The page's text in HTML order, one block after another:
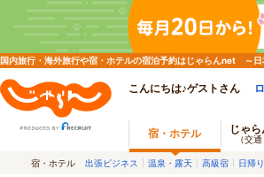
国内旅行・海外旅行や宿・ホテルの宿泊予約はじゃらんnet ～
こんにちは♪ゲストさん
宿・ホテル じゃ
（交
宿・ホテル 出張ビジネス 温泉・露天 高級宿 日帰